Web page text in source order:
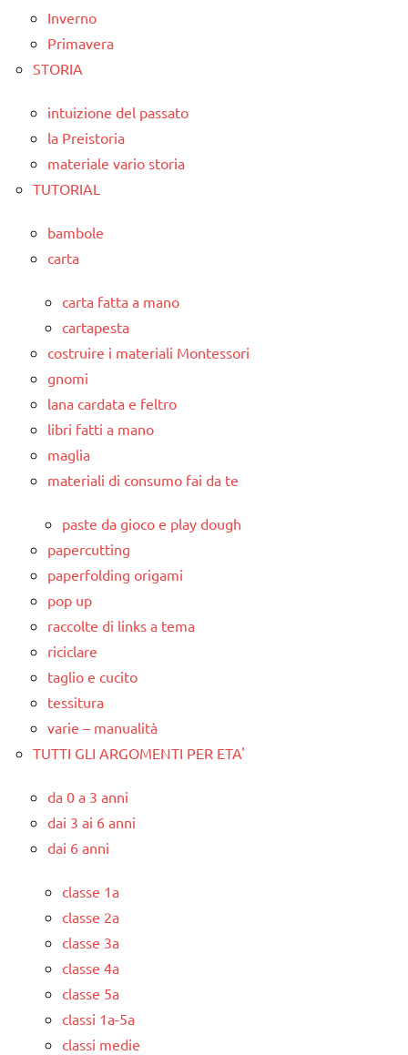
Inverno
Primavera
STORIA
intuizione del passato
la Preistoria
materiale vario storia
TUTORIAL
bambole
carta
carta fatta a mano
cartapesta
costruire i materiali Montessori
gnomi
lana cardata e feltro
libri fatti a mano
maglia
materiali di consumo fai da te
paste da gioco e play dough
papercutting
paperfolding origami
pop up
raccolte di links a tema
riciclare
taglio e cucito
tessitura
varie – manualità
TUTTI GLI ARGOMENTI PER ETA'
da 0 a 3 anni
dai 3 ai 6 anni
dai 6 anni
classe 1a
classe 2a
classe 3a
classe 4a
classe 5a
classi 1a-5a
classi medie